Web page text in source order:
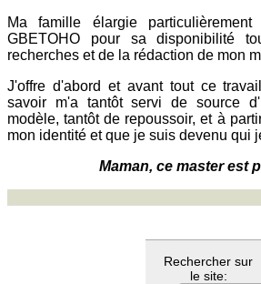
Ma famille élargie
GBETOHO pour sa disponibilité
recherches et de la rédaction de mon
J'offre d'abord et avant tout ce
savoir m'a tantôt servi de source
modèle, tantôt de repoussoir, et à
mon identité et que je suis devenu qui
Maman, ce master est
Rechercher sur
le site: